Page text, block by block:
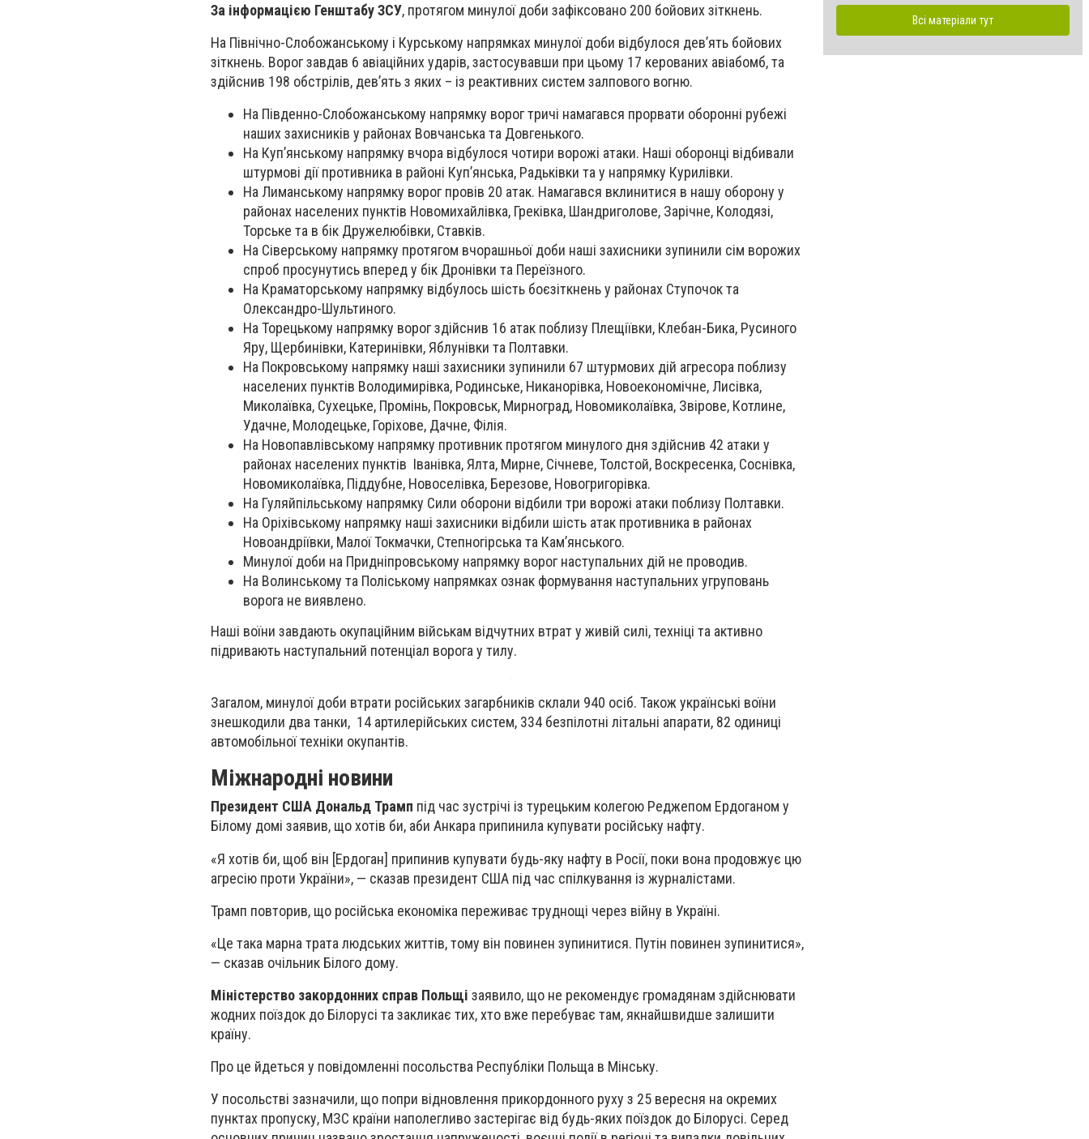
За інформацією Генштабу ЗСУ, протягом минулої доби зафіксовано 200 бойових зіткнень.
На Північно-Слобожанському і Курському напрямках минулої доби відбулося дев’ять бойових
зіткнень. Ворог завдав 6 авіаційних ударів, застосувавши при цьому 17 керованих авіабомб, та
здійснив 198 обстрілів, дев’ять з яких – із реактивних систем залпового вогню.
На Південно-Слобожанському напрямку ворог тричі намагався прорвати оборонні рубежі
наших захисників у районах Вовчанська та Довгенького.
На Куп’янському напрямку вчора відбулося чотири ворожі атаки. Наші оборонці відбивали
штурмові дії противника в районі Куп’янська, Радьківки та у напрямку Курилівки.
На Лиманському напрямку ворог провів 20 атак. Намагався вклинитися в нашу оборону у
районах населених пунктів Новомихайлівка, Греківка, Шандриголове, Зарічне, Колодязі,
Торське та в бік Дружелюбівки, Ставків.
На Сіверському напрямку протягом вчорашньої доби наші захисники зупинили сім ворожих
спроб просунутись вперед у бік Дронівки та Переїзного.
На Краматорському напрямку відбулось шість боєзіткнень у районах Ступочок та
Олександро-Шультиного.
На Торецькому напрямку ворог здійснив 16 атак поблизу Плещіївки, Клебан-Бика, Русиного
Яру, Щербинівки, Катеринівки, Яблунівки та Полтавки.
На Покровському напрямку наші захисники зупинили 67 штурмових дій агресора поблизу
населених пунктів Володимирівка, Родинське, Никанорівка, Новоекономічне, Лисівка,
Миколаївка, Сухецьке, Промінь, Покровськ, Мирноград, Новомиколаївка, Звірове, Котлине,
Удачне, Молодецьке, Горіхове, Дачне, Філія.
На Новопавлівському напрямку противник протягом минулого дня здійснив 42 атаки у
районах населених пунктів Іванівка, Ялта, Мирне, Січневе, Толстой, Воскресенка, Соснівка,
Новомиколаївка, Піддубне, Новоселівка, Березове, Новогригорівка.
На Гуляйпільському напрямку Сили оборони відбили три ворожі атаки поблизу Полтавки.
На Оріхівському напрямку наші захисники відбили шість атак противника в районах
Новоандріївки, Малої Токмачки, Степногірська та Кам’янського.
Минулої доби на Придніпровському напрямку ворог наступальних дій не проводив.
На Волинському та Поліському напрямках ознак формування наступальних угруповань
ворога не виявлено.
Наші воїни завдають окупаційним військам відчутних втрат у живій силі, техніці та активно
підривають наступальний потенціал ворога у тилу.
Загалом, минулої доби втрати російських загарбників склали 940 осіб. Також українські воїни
знешкодили два танки, 14 артилерійських систем, 334 безпілотні літальні апарати, 82 одиниці
автомобільної техніки окупантів.
Міжнародні новини
Президент США Дональд Трамп під час зустрічі із турецьким колегою Реджепом Ердоганом у
Білому домі заявив, що хотів би, аби Анкара припинила купувати російську нафту.
«Я хотів би, щоб він [Ердоган] припинив купувати будь-яку нафту в Росії, поки вона продовжує цю
агресію проти України», — сказав президент США під час спілкування із журналістами.
Трамп повторив, що російська економіка переживає труднощі через війну в Україні.
«Це така марна трата людських життів, тому він повинен зупинитися. Путін повинен зупинитися»,
— сказав очільник Білого дому.
Міністерство закордонних справ Польщі заявило, що не рекомендує громадянам здійснювати
жодних поїздок до Білорусі та закликає тих, хто вже перебуває там, якнайшвидше залишити
країну.
Про це йдеться у повідомленні посольства Республіки Польща в Мінську.
У посольстві зазначили, що попри відновлення прикордонного руху з 25 вересня на окремих
пунктах пропуску, МЗС країни наполегливо застерігає від будь-яких поїздок до Білорусі. Серед
Всі матеріали тут